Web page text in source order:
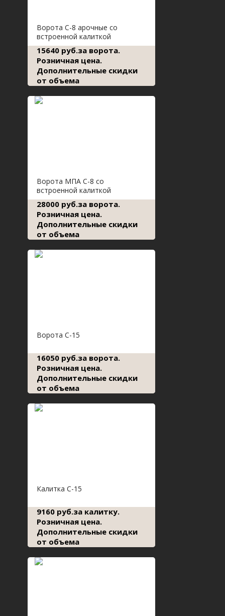
Ворота С-8 арочные со
встроенной калиткой
15640 руб.за ворота.
Розничная цена.
Дополнительные скидки
от объема
Ворота МПА С-8 со
встроенной калиткой
28000 руб.за ворота.
Розничная цена.
Дополнительные скидки
от объема
Ворота С-15
16050 руб.за ворота.
Розничная цена.
Дополнительные скидки
от объема
Калитка С-15
9160 руб.за калитку.
Розничная цена.
Дополнительные скидки
от объема